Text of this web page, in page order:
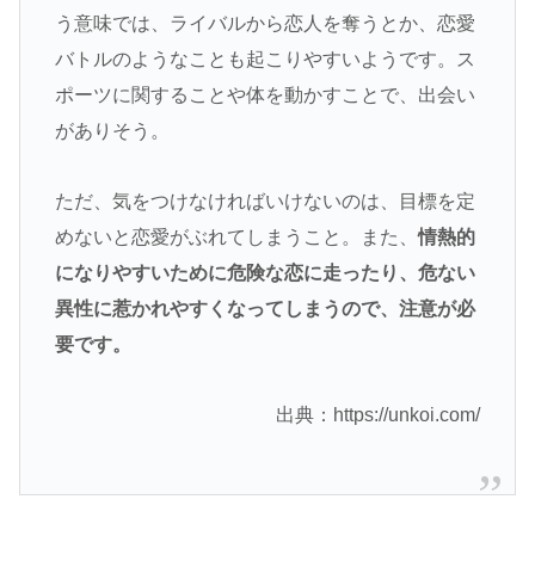
う意味では、ライバルから恋人を奪うとか、恋愛
バトルのようなことも起こりやすいようです。ス
ポーツに関することや体を動かすことで、出会い
がありそう。
ただ、気をつけなければいけないのは、目標を定
めないと恋愛がぶれてしまうこと。また、情熱的
になりやすいために危険な恋に走ったり、危ない
異性に惹かれやすくなってしまうので、注意が必
要です。
出典：https://unkoi.com/